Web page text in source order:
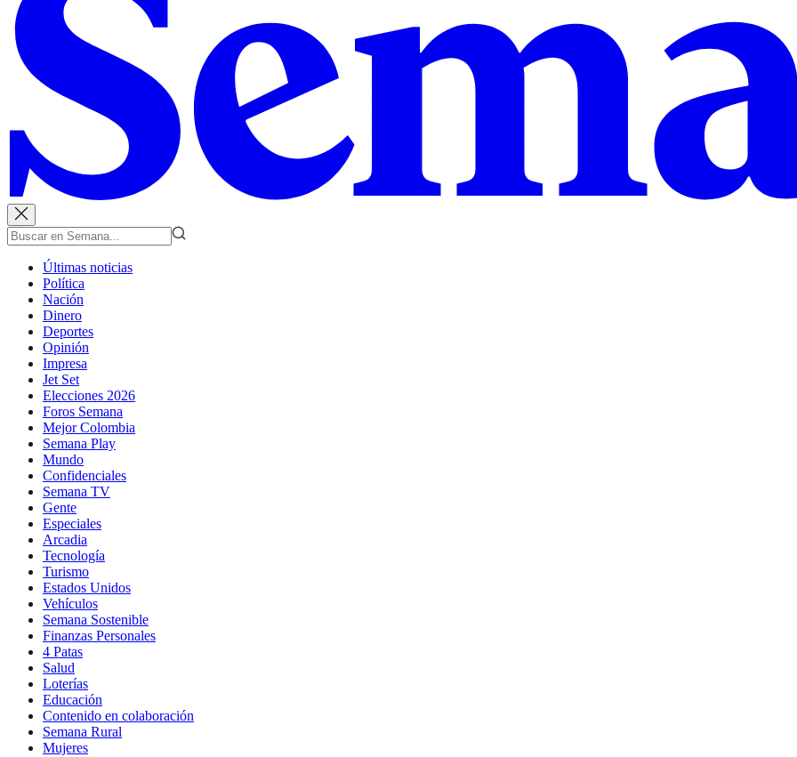
Últimas noticias
Política
Nación
Dinero
Deportes
Opinión
Impresa
Jet Set
Elecciones 2026
Foros Semana
Mejor Colombia
Semana Play
Mundo
Confidenciales
Semana TV
Gente
Especiales
Arcadia
Tecnología
Turismo
Estados Unidos
Vehículos
Semana Sostenible
Finanzas Personales
4 Patas
Salud
Loterías
Educación
Contenido en colaboración
Semana Rural
Mujeres